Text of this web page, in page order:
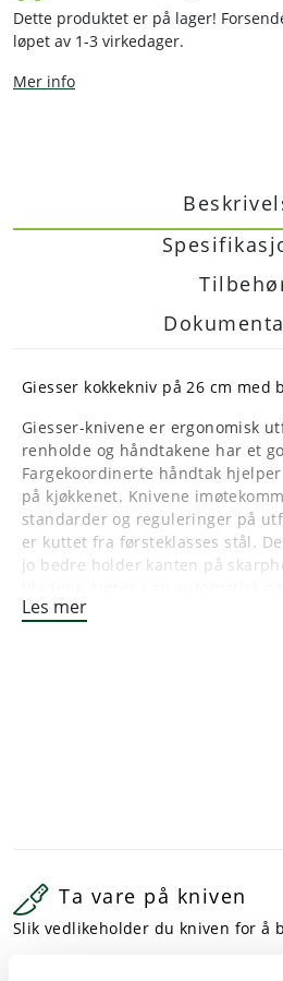
Giesser kokkekniv på 26 cm
Giesser-knivene er ergonomisk
renholde og håndtakene har et
Fargekoordinerte håndtak
på kjøkkenet. Knivene
standarder og reguleringer på
er kuttet fra førsteklasses stål.
jo bedre holder kanten på
Ergonomisk formet håndtak,
syreholdige matvarer.
Har kniven treskaft? Dersom
falmet – gni det inn med litt
Les mer
Dette produktet er på lager!
løpet av 1-3 virkedager.
Mer info
Ta vare på kniven
Slik vedlikeholder du kniven for å